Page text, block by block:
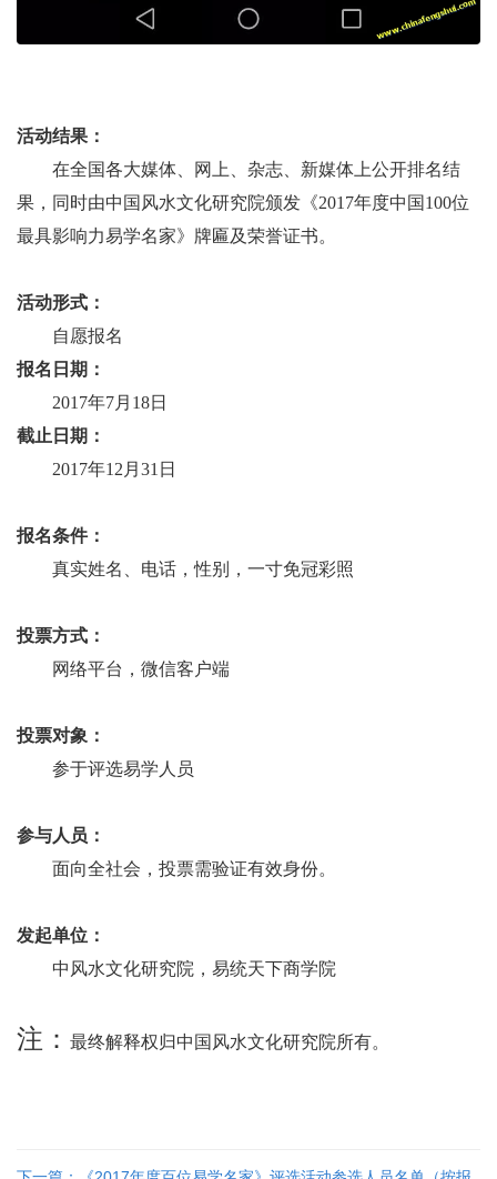
活动结果：
在全国各大媒体、网上、杂志、新媒体上公开排名结
果，同时由中国风水文化研究院颁发《2017年度中国100位
最具影响力易学名家》牌匾及荣誉证书。
活动形式：
自愿报名
报名日期：
2017年7月18日
截止日期：
2017年12月31日
报名条件：
真实姓名、电话，性别， 一寸免冠彩照
投票方式：
网络平台，微信客户端
投票对象：
参于评选易学人员
参与人员：
面向全社会，投票需验证有效身份。
发起单位：
中风水文化研究院，易统天下商学院
注： 最终解释权归中国风水文化研究院所有。